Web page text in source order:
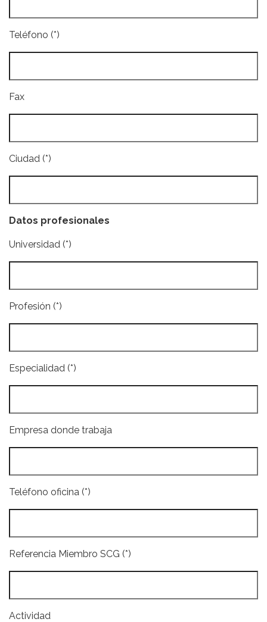
Teléfono (*)
Fax
Ciudad (*)
Datos profesionales
Universidad (*)
Profesión (*)
Especialidad (*)
Empresa donde trabaja
Teléfono oficina (*)
Referencia Miembro SCG (*)
Actividad